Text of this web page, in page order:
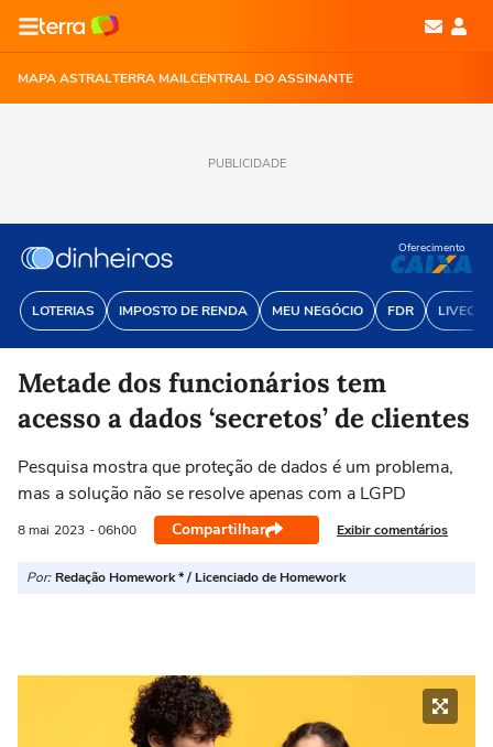
MAPA ASTRALTERRA MAILCENTRAL DO ASSINANTE
PUBLICIDADE
LOTERIAS IMPOSTO DE RENDA MEU NEGÓCIO FDR
Oferecimento
Metade dos funcionários tem
acesso a dados ‘secretos’ de clientes
Pesquisa mostra que proteção de dados é um problema,
mas a solução não se resolve apenas com a LGPD
8 mai 2023 - 06h00 Compartilhar Exibir comentários
Por: Redação Homework * / Licenciado de Homework